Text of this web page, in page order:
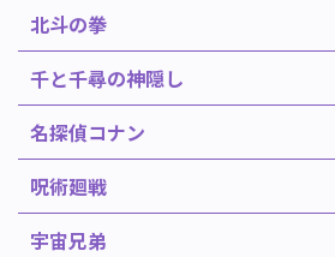
北斗の拳
千と千尋の神隠し
名探偵コナン
呪術廻戦
宇宙兄弟